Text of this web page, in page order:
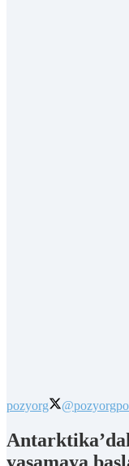
pozyorg @pozyorg
yaşamaya